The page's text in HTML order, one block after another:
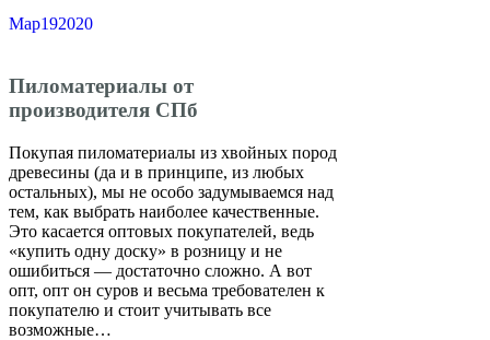
Мар192020
Пиломатериалы от
производителя СПб
Покупая пиломатериалы из хвойных пород
древесины (да и в принципе, из любых
остальных), мы не особо задумываемся над
тем, как выбрать наиболее качественные.
Это касается оптовых покупателей, ведь
«купить одну доску» в розницу и не
ошибиться — достаточно сложно. А вот
опт, опт он суров и весьма требователен к
покупателю и стоит учитывать все
возможные…